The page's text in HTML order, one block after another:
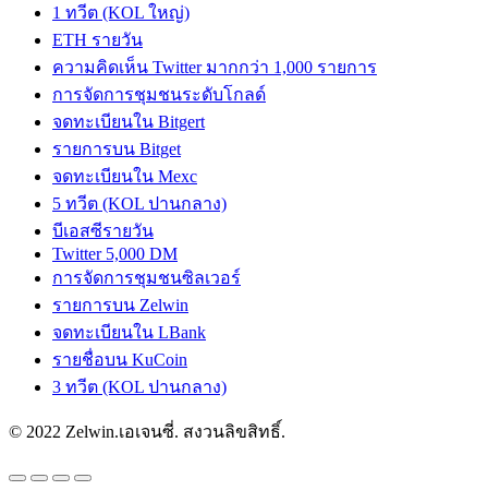
1 ทวีต (KOL ใหญ่)
ETH รายวัน
ความคิดเห็น Twitter มากกว่า 1,000 รายการ
การจัดการชุมชนระดับโกลด์
จดทะเบียนใน Bitgert
รายการบน Bitget
จดทะเบียนใน Mexc
5 ทวีต (KOL ปานกลาง)
บีเอสซีรายวัน
Twitter 5,000 DM
การจัดการชุมชนซิลเวอร์
รายการบน Zelwin
จดทะเบียนใน LBank
รายชื่อบน KuCoin
3 ทวีต (KOL ปานกลาง)
© 2022 Zelwin.เอเจนซี่. สงวนลิขสิทธิ์.